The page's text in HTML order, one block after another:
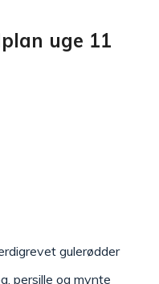
uge 11
gulerødder
persille og mynte